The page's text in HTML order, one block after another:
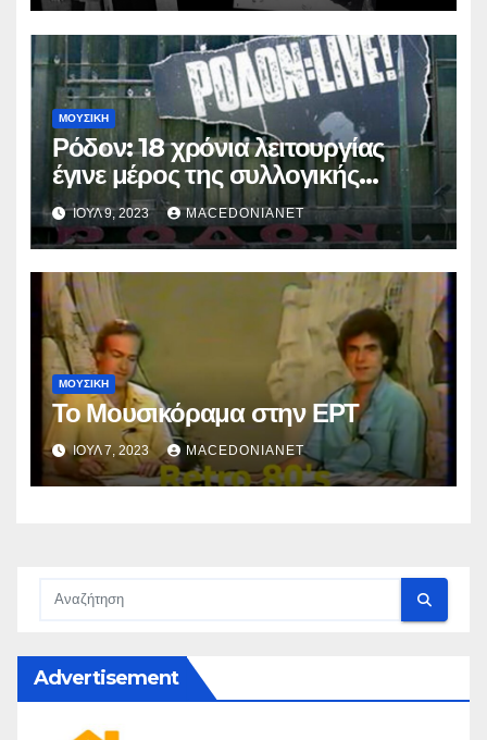
ΜΟΥΣΙΚΉ
Ρόδον: 18 χρόνια λειτουργίας
έγινε μέρος της συλλογικής
ελληνικής ροκ μνήμης
ΙΟΎΛ 9, 2023 MACEDONIANET
ΜΟΥΣΙΚΉ
Το Μουσικόραμα στην ΕΡΤ
ΙΟΎΛ 7, 2023 MACEDONIANET
Advertisement